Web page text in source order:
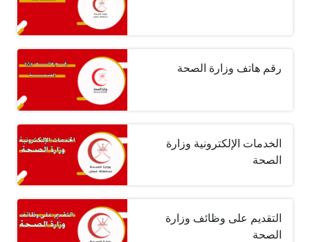
رقم هاتف وزارة الصحة
الخدمات الإلكترونية وزارة
الصحة
التقديم على وظائف وزارة
الصحة